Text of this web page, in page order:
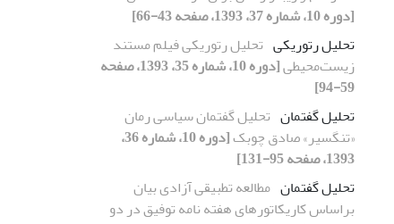
[دوره 10، شماره 37، 1393، صفحه 43-66]
تحلیل رتوریکی تحلیل رتوریکی فیلم مستند
زیست‌محیطی
[دوره 10، شماره 35، 1393، صفحه
59-94]
تحلیل گفتمان تحلیل گفتمان سیاسی رمان
«تنگسیر» صادق چوبک
[دوره 10، شماره 36،
1393، صفحه 95-131]
تحلیل گفتمان مطالعه تطبیقی آزادی بیان
براساس کاریکاتورهای هفته نامه توفیق در دو